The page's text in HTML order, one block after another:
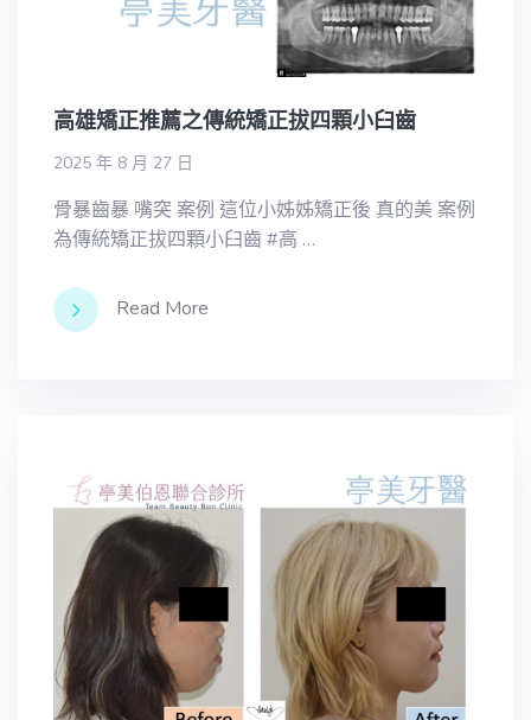
高雄矯正推薦之傳統矯正拔四顆小臼齒
2025 年 8 月 27 日
骨暴齒暴 嘴突 案例 這位小姊姊矯正後 真的美 案例
為傳統矯正拔四顆小臼齒 #高 …
Read More